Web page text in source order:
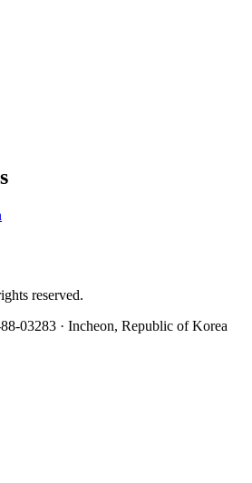
reserved.
03283 · Incheon, Republic of Korea